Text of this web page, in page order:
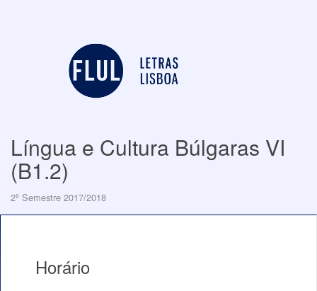
Língua e Cultura Búlgaras VI
(B1.2)
2º Semestre 2017/2018
Horário